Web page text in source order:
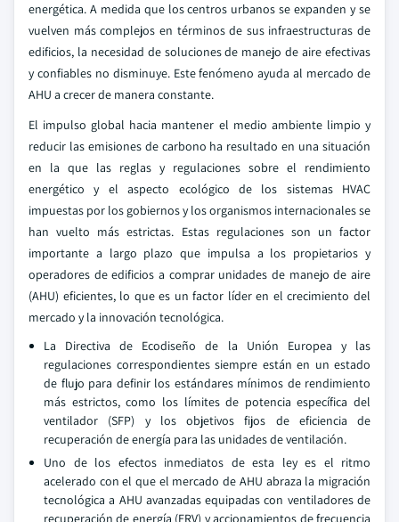
energética. A medida que los centros urbanos se expanden y se
vuelven más complejos en términos de sus infraestructuras de
edificios, la necesidad de soluciones de manejo de aire efectivas
y confiables no disminuye. Este fenómeno ayuda al mercado de
AHU a crecer de manera constante.
El impulso global hacia mantener el medio ambiente limpio y
reducir las emisiones de carbono ha resultado en una situación
en la que las reglas y regulaciones sobre el rendimiento
energético y el aspecto ecológico de los sistemas HVAC
impuestas por los gobiernos y los organismos internacionales se
han vuelto más estrictas. Estas regulaciones son un factor
importante a largo plazo que impulsa a los propietarios y
operadores de edificios a comprar unidades de manejo de aire
(AHU) eficientes, lo que es un factor líder en el crecimiento del
mercado y la innovación tecnológica.
La Directiva de Ecodiseño de la Unión Europea y las
regulaciones correspondientes siempre están en un estado
de flujo para definir los estándares mínimos de rendimiento
más estrictos, como los límites de potencia específica del
ventilador (SFP) y los objetivos fijos de eficiencia de
recuperación de energía para las unidades de ventilación.
Uno de los efectos inmediatos de esta ley es el ritmo
acelerado con el que el mercado de AHU abraza la migración
tecnológica a AHU avanzadas equipadas con ventiladores de
recuperación de energía (ERV) y accionamientos de frecuencia